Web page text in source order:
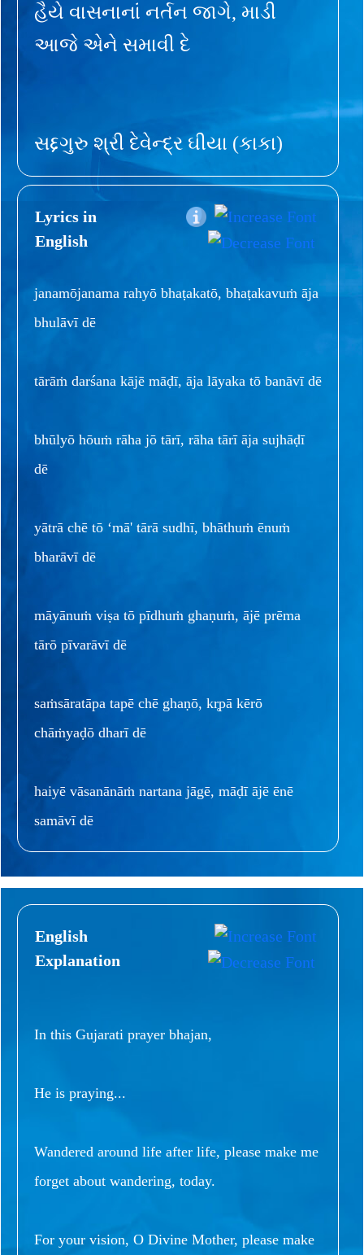
હૈયે વાસનાનાં નર્તન જાગે, માડી
આજે એને સમાવી દે
સદ્દગુરુ શ્રી દેવેન્દ્ર ઘીયા (કાકા)
Lyrics in
English
janamōjanama rahyō bhaṭakatō, bhaṭakavuṁ āja
bhulāvī dē
tārāṁ darśana kājē māḍī, āja lāyaka tō banāvī dē
bhūlyō hōuṁ rāha jō tārī, rāha tārī āja sujhāḍī
dē
yātrā chē tō ‘mā' tārā sudhī, bhāthuṁ ēnuṁ
bharāvī dē
māyānuṁ viṣa tō pīdhuṁ ghaṇuṁ, ājē prēma
tārō pīvarāvī dē
saṁsāratāpa tapē chē ghaṇō, kr̥pā kērō
chāṁyaḍō dharī dē
haiyē vāsanānāṁ nartana jāgē, māḍī ājē ēnē
samāvī dē
English
Explanation
In this Gujarati prayer bhajan,
He is praying...
Wandered around life after life, please make me
forget about wandering, today.
For your vision, O Divine Mother, please make